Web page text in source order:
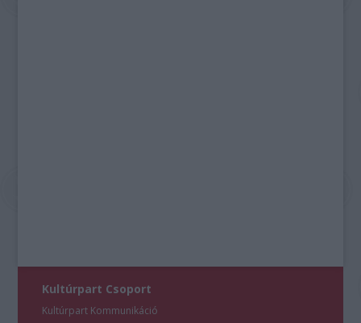
Kultúrpart Csoport
Kultúrpart Kommunikáció